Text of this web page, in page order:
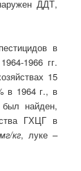
ДДТ,
в
1966 гг.
15
в 1964 г., в
найден,
ГХЦГ в
мг/кг, луке –